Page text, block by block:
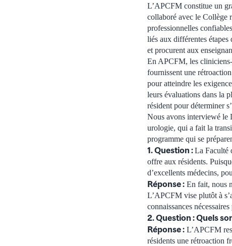
L’APCFM constitue un
collaboré avec le Collège
professionnelles
liés aux différentes
et procurent aux
En APCFM, les
fournissent une
pour atteindre les
leurs évaluations dans la
résident pour déterminer
Nous avons interviewé le
urologie, qui a fait la
programme qui se
1. Question :La Faculté
offre aux résidents.
d’excellents médecins,
Réponse : En fait, nous
L’APCFM vise plutôt à
connaissances
2. Question : Quels
Réponse : L’APCFM
résidents une rétroaction